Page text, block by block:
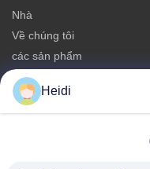
Nhà
Về chúng tôi
các sản phẩm
Liên hệ với chúng tôi
Các loại
Heidi